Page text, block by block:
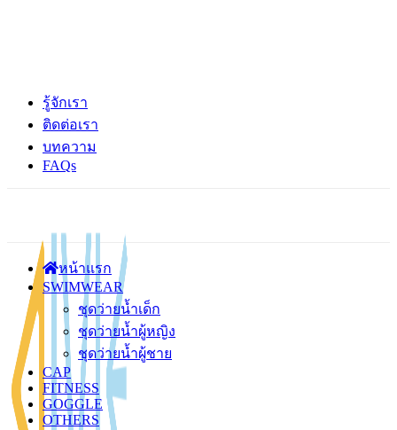
รู้จักเรา
ติดต่อเรา
บทความ
FAQs
หน้าแรก
SWIMWEAR
ชุดว่ายน้ำเด็ก
ชุดว่ายน้ำผู้หญิง
ชุดว่ายน้ำผู้ชาย
CAP
FITNESS
GOGGLE
OTHERS